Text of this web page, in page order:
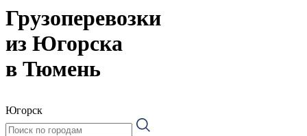
Грузоперевозки
из Югорска
в Тюмень
Югорск